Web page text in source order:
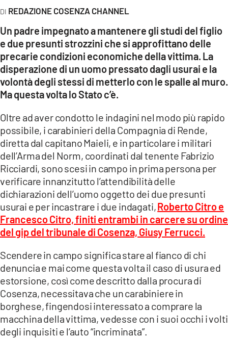
LAC NETWORK
LAC ONAIR
LaC
Network
LACPLAY.IT
LACTV.IT
LACONAIR.IT
LACITYMAG.IT
ILREGGINO.IT
COSENZACHANNEL.IT
ILVIBONESE.IT
LACAPITALENEWS.IT
App
ANDROID
APPLE
REDAZIONE COSENZA CHANNEL
Un padre impegnato a mantenere gli studi del figlio
e due presunti strozzini che si approfittano delle
precarie condizioni economiche della vittima. La
disperazione di un uomo pressato dagli usurai e la
volontà degli stessi di metterlo con le spalle al muro.
Ma questa volta lo Stato c’è.
Oltre ad aver condotto le indagini nel modo più rapido
possibile, i carabinieri della Compagnia di Rende,
diretta dal capitano Maieli, e in particolare i militari
dell’Arma del Norm, coordinati dal tenente Fabrizio
Ricciardi, sono scesi in campo in prima persona per
verificare innanzitutto l’attendibilità delle
dichiarazioni dell’uomo oggetto dei due presunti
usurai e per incastrare i due indagati,Roberto Citro e
Francesco Citro, finiti entrambi in carcere su ordine
del gip del tribunale di Cosenza, Giusy Ferrucci.
Scendere in campo significa stare al fianco di chi
denuncia e mai come questa volta il caso di usura ed
estorsione, così come descritto dalla procura di
Cosenza, necessitava che un carabiniere in
borghese, fingendosi interessato a comprare la
macchina della vittima, vedesse con i suoi occhi i volti
degli inquisiti e l’auto “incriminata”.